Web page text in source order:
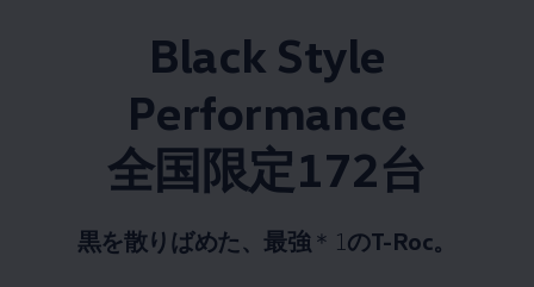
Black Style
Performance
全国限定172台​
黒を散りばめた、最強＊1 のT-Roc。​